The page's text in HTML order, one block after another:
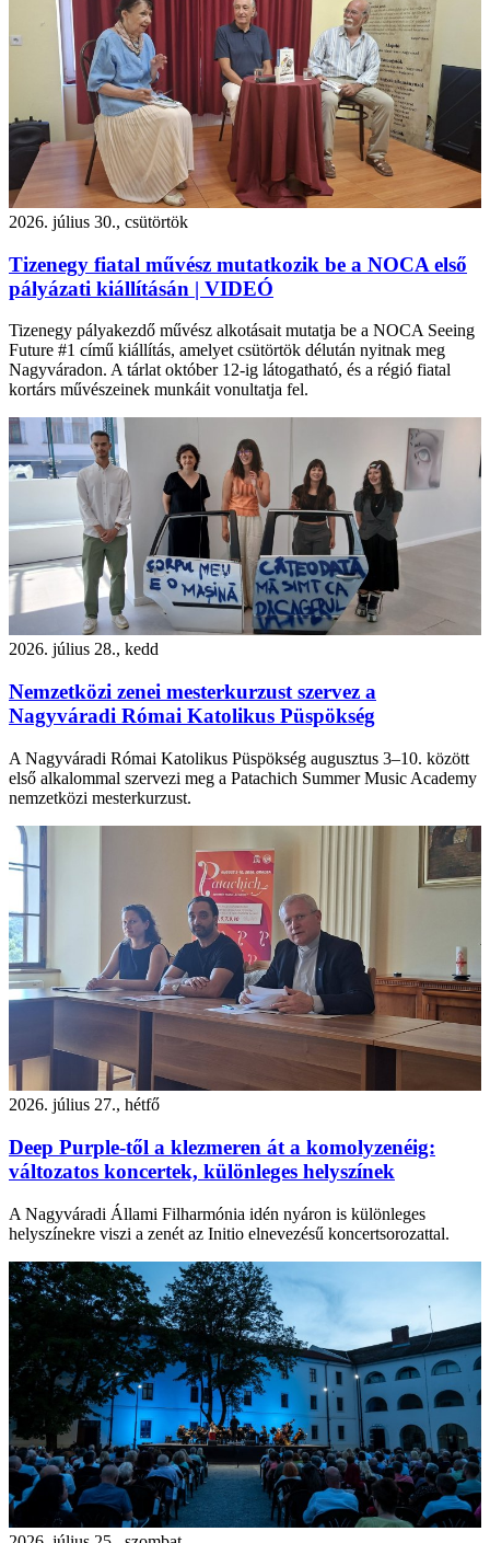
2026. július 30., csütörtök
Tizenegy fiatal művész mutatkozik be a NOCA első
pályázati kiállításán | VIDEÓ
Tizenegy pályakezdő művész alkotásait mutatja be a NOCA Seeing
Future #1 című kiállítás, amelyet csütörtök délután nyitnak meg
Nagyváradon. A tárlat október 12-ig látogatható, és a régió fiatal
kortárs művészeinek munkáit vonultatja fel.
2026. július 28., kedd
Nemzetközi zenei mesterkurzust szervez a
Nagyváradi Római Katolikus Püspökség
A Nagyváradi Római Katolikus Püspökség augusztus 3–10. között
első alkalommal szervezi meg a Patachich Summer Music Academy
nemzetközi mesterkurzust.
2026. július 27., hétfő
Deep Purple-től a klezmeren át a komolyzenéig:
változatos koncertek, különleges helyszínek
A Nagyváradi Állami Filharmónia idén nyáron is különleges
helyszínekre viszi a zenét az Initio elnevezésű koncertsorozattal.